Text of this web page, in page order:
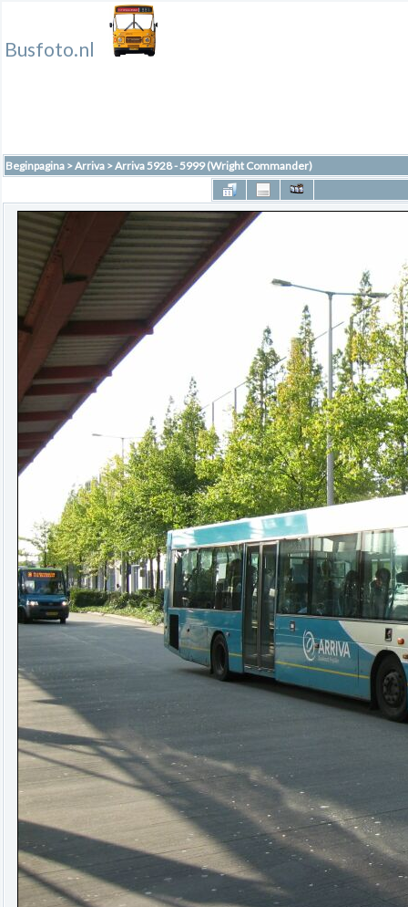
Busfoto.nl
Beginpagina >Arriva >Arriva 5928 - 5999 (Wright Commander)